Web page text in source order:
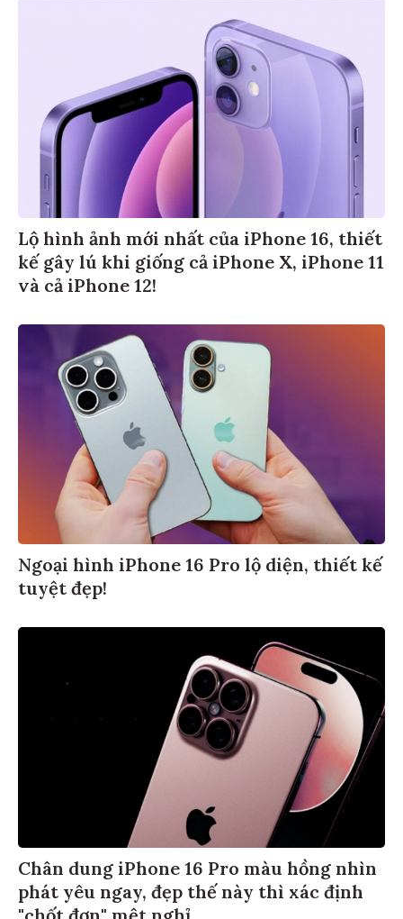
Lộ hình ảnh mới nhất của iPhone 16, thiết
kế gây lú khi giống cả iPhone X, iPhone 11
và cả iPhone 12!
Ngoại hình iPhone 16 Pro lộ diện, thiết kế
tuyệt đẹp!
Chân dung iPhone 16 Pro màu hồng nhìn
phát yêu ngay, đẹp thế này thì xác định
"chốt đơn" mệt nghỉ